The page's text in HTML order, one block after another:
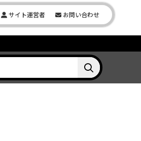
サイト運営者 お問い合わせ